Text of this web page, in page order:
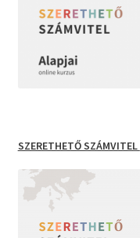
SZERETHETŐ SZÁMVITEL